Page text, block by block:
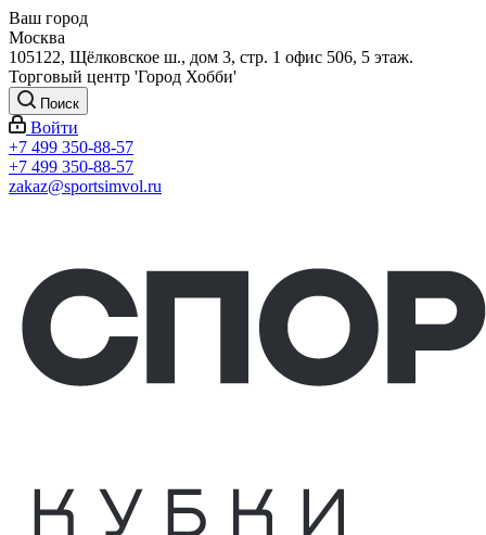
Ваш город
Москва
105122, Щёлковское ш., дом 3, стр. 1 офис 506, 5 этаж.
Торговый центр 'Город Хобби'
Поиск
Войти
+7 499 350-88-57
+7 499 350-88-57
zakaz@sportsimvol.ru